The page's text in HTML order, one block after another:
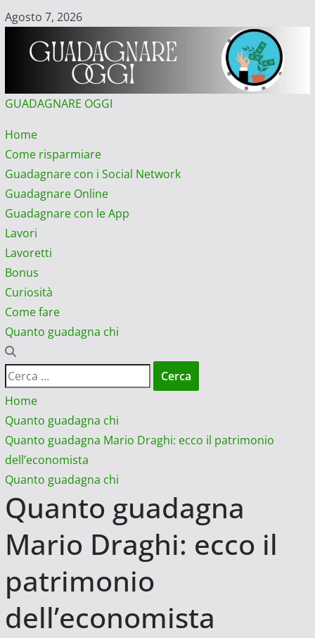
Vai
contenuto
Agosto 7, 2026
GUADAGNARE OGGI
Menu
principale
Home
Come risparmiare
Guadagnare con i Social Network
Guadagnare Online
Guadagnare con le App
Lavori
Lavoretti
Bonus
Curiosità
Come fare
Quanto guadagna chi
Ricerca
per:
Home
Quanto guadagna chi
Quanto guadagna Mario Draghi: ecco il patrimonio
dell’economista
Quanto guadagna chi
Quanto guadagna
Mario Draghi: ecco il
patrimonio
dell’economista